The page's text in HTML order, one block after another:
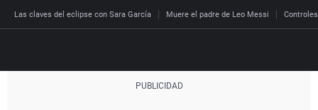
Las claves del eclipse con Sara García Muere el padre de Leo Messi